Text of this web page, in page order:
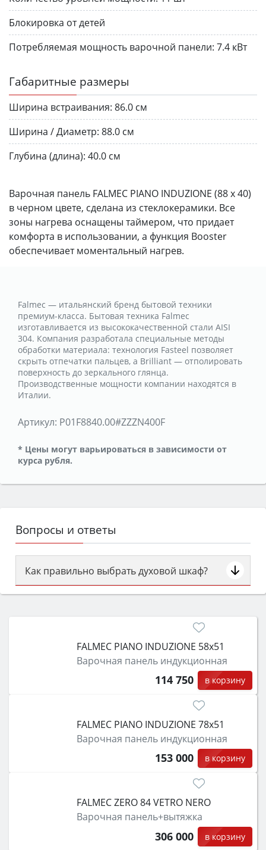
Блокировка от детей
Потребляемая мощность варочной панели: 7.4 кВт
Габаритные размеры
Ширина встраивания: 86.0 см
Ширина / Диаметр: 88.0 см
Глубина (длина): 40.0 см
Варочная панель FALMEC PIANO INDUZIONE (88 х 40)
в черном цвете, сделана из стеклокерамики. Все
зоны нагрева оснащены таймером, что придает
комфорта в использовании, а функция Booster
обеспечивает моментальный нагрев.
Falmec — итальянский бренд бытовой техники
премиум-класса. Бытовая техника Falmec
изготавливается из высококачественной стали AISI
304. Компания разработала специальные методы
обработки материала: технология Fasteel позволяет
скрыть отпечатки пальцев, а Brilliant — отполировать
поверхность до зеркального глянца.
Производственные мощности компании находятся в
Италии.
Артикул: P01F8840.00#ZZZN400F
* Цены могут варьироваться в зависимости от
курса рубля.
Вопросы и ответы
Как правильно выбрать духовой шкаф?
Сначала определитесь с типом (газовый или
затем смотрите на объём 50–70 л для семьи,
функции (конвекция, гриль, самоочистка,
защита от детей).
FALMEC PIANO INDUZIONE 58x51
Варочная панель индукционная
114 750 в корзину
FALMEC PIANO INDUZIONE 78x51
Варочная панель индукционная
153 000 в корзину
FALMEC ZERO 84 VETRO NERO
Варочная панель+вытяжка
306 000 в корзину